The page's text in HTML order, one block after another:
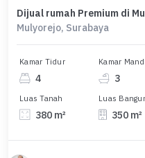
Dijual rumah Premium di
Mulyorejo, Surabaya
Kamar Tidur
4
Kamar
3
Luas Tanah
380 m²
Luas
350 m²